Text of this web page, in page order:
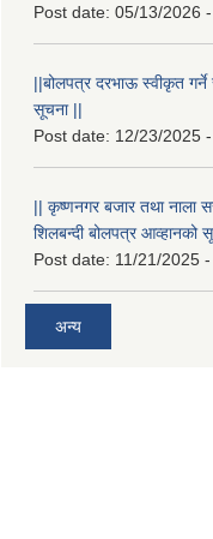
Post date: 05/13/2026
||बोलपत्र दरभाऊ स्वीकृत
सूचना ||
Post date: 12/23/2025
|| कृष्णनगर बजार तथा नाला
शिलबन्दी बोलपत्र आव्हानको
Post date: 11/21/2025
अन्य